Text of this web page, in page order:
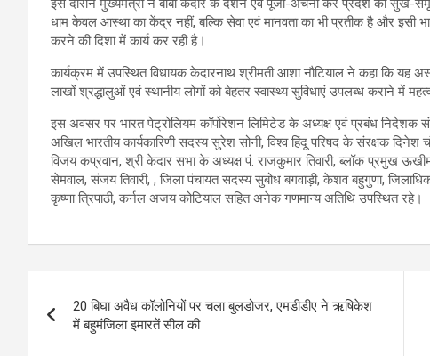
इस दौरान मुख्यमंत्री ने बाबा केदार के दर्शन एवं पूजा-अर्चना कर प्रदेश की सुख-
धाम केवल आस्था का केंद्र नहीं, बल्कि सेवा एवं मानवता का भी प्रतीक है और इसी
करने की दिशा में कार्य कर रही है।
कार्यक्रम में उपस्थित विधायक केदारनाथ श्रीमती आशा नौटियाल ने कहा कि यह
लाखों श्रद्धालुओं एवं स्थानीय लोगों को बेहतर स्वास्थ्य सुविधाएं उपलब्ध कराने में
इस अवसर पर भारत पेट्रोलियम कॉर्पोरेशन लिमिटेड के अध्यक्ष एवं प्रबंध निदेशक
अखिल भारतीय कार्यकारिणी सदस्य सुरेश सोनी, विश्व हिंदू परिषद के संरक्षक दिनेश
विजय कप्रवान, श्री केदार सभा के अध्यक्ष पं. राजकुमार तिवारी, ब्लॉक प्रमुख
सेमवाल, संजय तिवारी, , जिला पंचायत सदस्य सुबोध बगवाड़ी, केशव बहुगुणा,
कृष्णा त्रिपाठी, कर्नल अजय कोटियाल सहित अनेक गणमान्य अतिथि उपस्थित रहे।
navigation
20 बिघा अवैध कॉलोनियों पर चला बुलडोजर, एमडीडीए ने ऋषिकेश
में बहुमंजिला इमारतें सील की